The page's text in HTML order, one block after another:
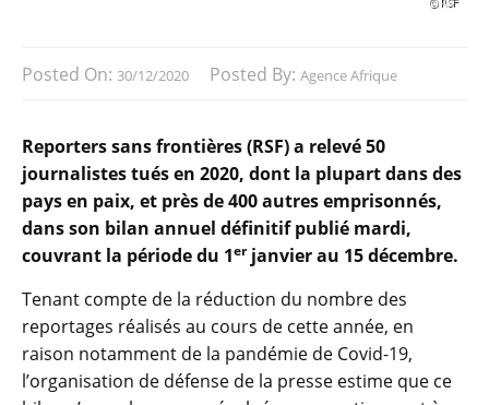
Posted On: 30/12/2020 Posted By: Agence Afrique
Reporters sans frontières (RSF) a relevé 50
journalistes tués en 2020, dont la plupart dans des
pays en paix, et près de 400 autres emprisonnés,
dans son bilan annuel définitif publié mardi,
couvrant la période du 1erjanvier au 15 décembre.
Tenant compte de la réduction du nombre des
reportages réalisés au cours de cette année, en
raison notamment de la pandémie de Covid-19,
l’organisation de défense de la presse estime que ce